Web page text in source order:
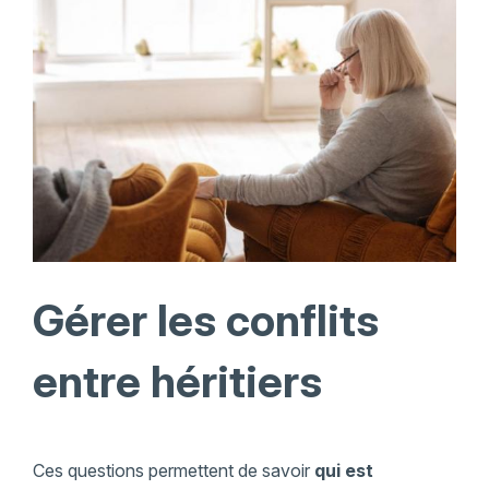
Gérer les conflits
entre héritiers
Ces questions permettent de savoir qui est